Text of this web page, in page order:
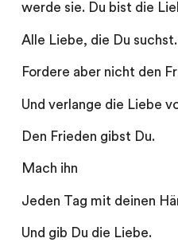
werde sie. Du bist die
Alle Liebe, die Du suchst.
Fordere aber nicht den
Und verlange die Liebe
Den Frieden gibst Du.
Mach ihn
Jeden Tag mit deinen
Und gib Du die Liebe.